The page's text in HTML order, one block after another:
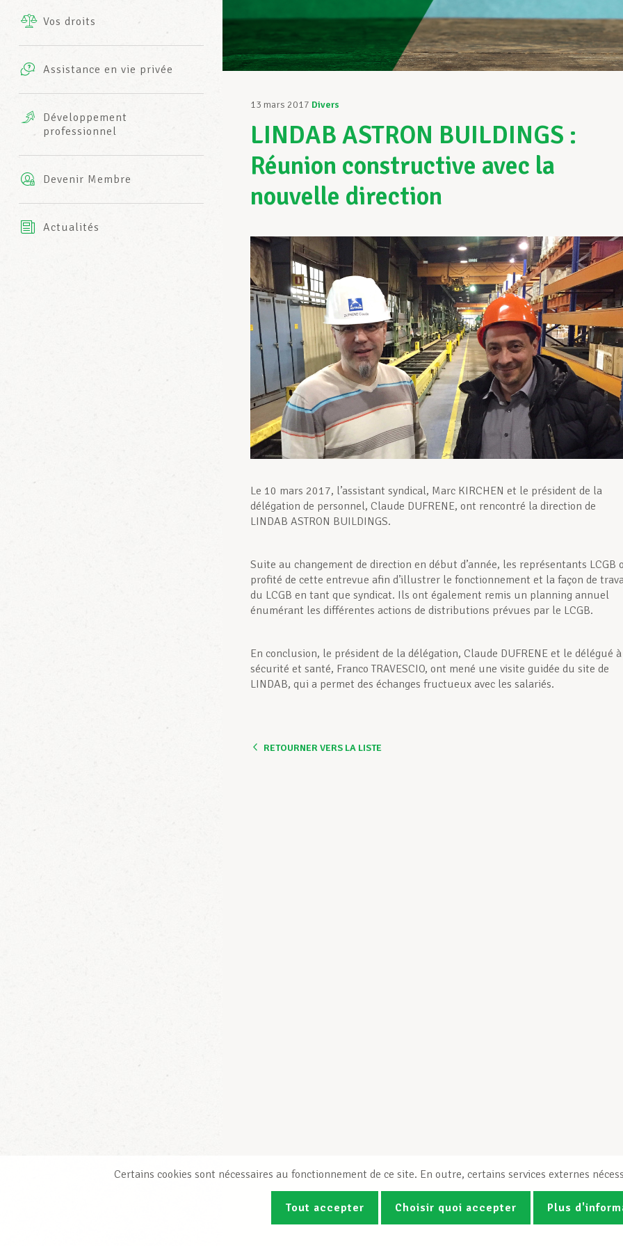
INFO-CENTER
Vos droits
Assistance en vie privée
complémentaires
AXA
Développement
professionnel
Devenir Membre
Actualités
13 mars 2017 Divers
LINDAB ASTRON BUILDINGS :
Réunion constructive avec la
nouvelle direction
Le 10 mars 2017, l’assistant syndical, Marc KIRCHEN et le président de la
délégation de personnel, Claude DUFRENE, ont rencontré la direction de
LINDAB ASTRON BUILDINGS.
Suite au changement de direction en début d’année, les représentants LCGB
profité de cette entrevue afin d’illustrer le fonctionnement et la façon de
du LCGB en tant que syndicat. Ils ont également remis un planning annuel
énumérant les différentes actions de distributions prévues par le LCGB.
En conclusion, le président de la délégation, Claude DUFRENE et le délégué
sécurité et santé, Franco TRAVESCIO, ont mené une visite guidée du site de
LINDAB, qui a permet des échanges fructueux avec les salariés.
RETOURNER VERS LA LISTE
Certains cookies sont nécessaires au fonctionnement de ce site. En outre, certains services externes
Tout accepter Choisir quoi accepter Plus